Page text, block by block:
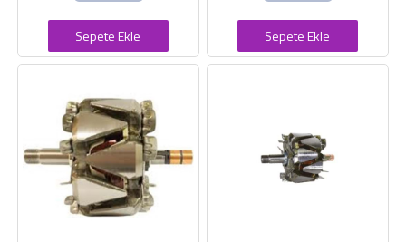
Sepete Ekle Sepete Ekle